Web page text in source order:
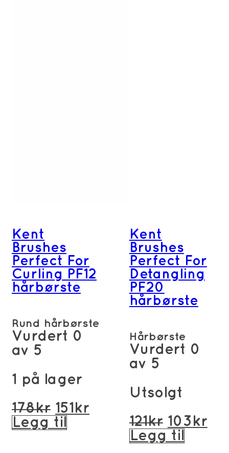
Kent
Brushes
Perfect For
Curling PF12
hårbørste
Rund hårbørste
Vurdert 0
av 5
1 på lager
178kr Opprinnelig
pris
151 kr
Legg til
Kent
Brushes
Perfect For
Detangling
PF20
hårbørste
Hårbørste
Vurdert 0
av 5
Utsolgt
121kr
pris
103 kr
Legg til